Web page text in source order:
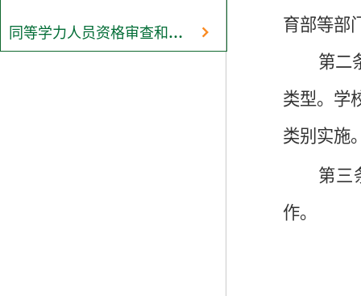
同等学力人员资格审查和学力水平认定
育部等部
第二
类型。学
类别实施
第三
作。